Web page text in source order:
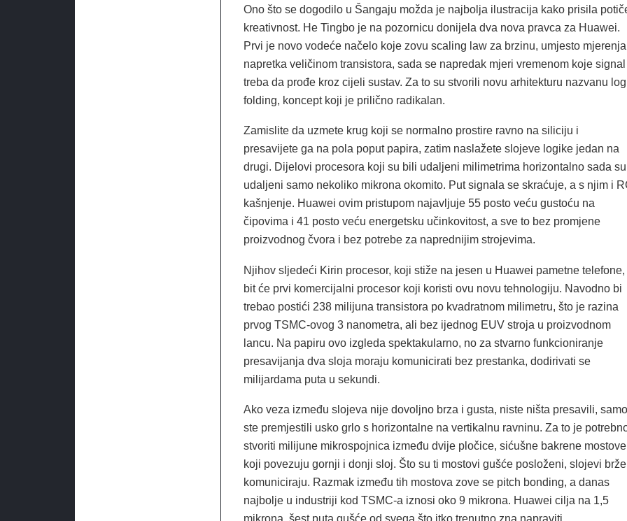
Ono što se dogodilo u Šangaju možda je najbolja ilustracija kako prisila
kreativnost. He Tingbo je na pozornicu donijela dva nova pravca za Huawei.
Prvi je novo vodeće načelo koje zovu scaling law za brzinu, umjesto mjerenja
napretka veličinom transistora, sada se napredak mjeri vremenom koje signal
treba da prođe kroz cijeli sustav. Za to su stvorili novu arhitekturu nazvanu
folding, koncept koji je prilično radikalan.
Zamislite da uzmete krug koji se normalno prostire ravno na siliciju i
presavijete ga na pola poput papira, zatim naslažete slojeve logike jedan na
drugi. Dijelovi procesora koji su bili udaljeni milimetrima horizontalno sada su
udaljeni samo nekoliko mikrona okomito. Put signala se skraćuje, a s njim i
kašnjenje. Huawei ovim pristupom najavljuje 55 posto veću gustoću na
čipovima i 41 posto veću energetsku učinkovitost, a sve to bez promjene
proizvodnog čvora i bez potrebe za naprednijim strojevima.
Njihov sljedeći Kirin procesor, koji stiže na jesen u Huawei pametne telefone,
bit će prvi komercijalni procesor koji koristi ovu novu tehnologiju. Navodno bi
trebao postići 238 milijuna transistora po kvadratnom milimetru, što je razina
prvog TSMC-ovog 3 nanometra, ali bez ijednog EUV stroja u proizvodnom
lancu. Na papiru ovo izgleda spektakularno, no za stvarno funkcioniranje
presavijanja dva sloja moraju komunicirati bez prestanka, dodirivati se
milijardama puta u sekundi.
Ako veza između slojeva nije dovoljno brza i gusta, niste ništa presavili, samo
ste premjestili usko grlo s horizontalne na vertikalnu ravninu. Za to je
stvoriti milijune mikrospojnica između dvije pločice, sićušne bakrene mostove
koji povezuju gornji i donji sloj. Što su ti mostovi gušće posloženi, slojevi brže
komuniciraju. Razmak između tih mostova zove se pitch bonding, a danas
najbolje u industriji kod TSMC-a iznosi oko 9 mikrona. Huawei cilja na 1,5